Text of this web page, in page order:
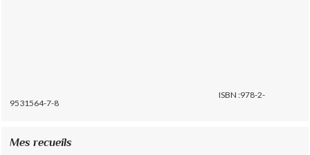
ISBN :978-2-
9531564-7-8
Mes recueils